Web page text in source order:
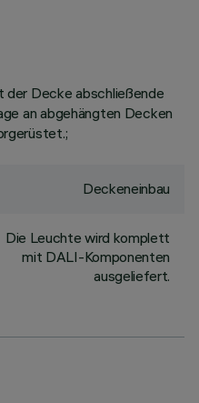
der Decke abschließende
an abgehängten Decken
Deckeneinbau
Die Leuchte wird komplett
mit DALI-Komponenten
ausgeliefert.